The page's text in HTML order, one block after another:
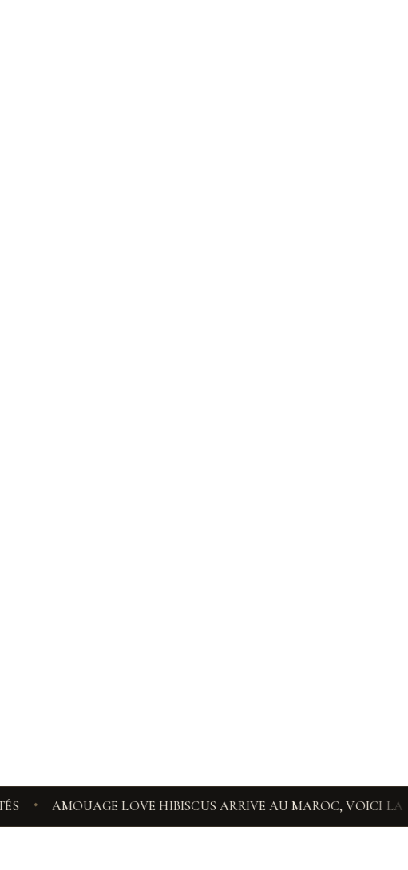
AMOUAGE LOVE HIBISCUS ARRIVE AU MAROC, VOICI LA FEMME